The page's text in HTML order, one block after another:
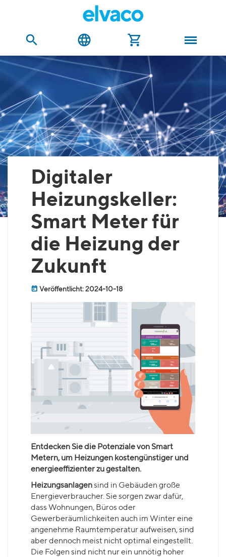
Digitaler
Heizungskeller:
Smart Meter für
die Heizung der
Zukunft
Veröffentlicht: 2024-10-18
Entdecken Sie die Potenziale von Smart
Metern, um Heizungen kostengünstiger und
energieeffizienter zu gestalten.
Heizungsanlagensind in Gebäuden große
Energieverbraucher. Sie sorgen zwar dafür,
dass Wohnungen, Büros oder
Gewerberäumlichkeiten auch im Winter eine
angenehme Raumtemperatur aufweisen, sind
aber dennoch meist nicht optimal eingestellt.
Die Folgen sind nicht nur ein unnötig hoher